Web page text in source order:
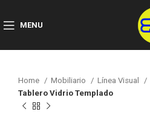
MENU
Home Mobiliario Línea Visual
Tablero Vidrio Templado